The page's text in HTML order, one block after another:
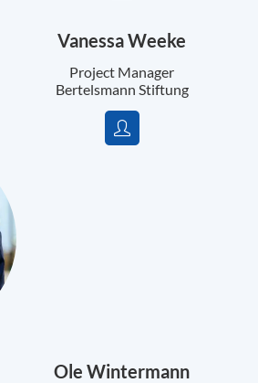
Vanessa Weeke
Project Manager
Bertelsmann Stiftung
Ole Wintermann